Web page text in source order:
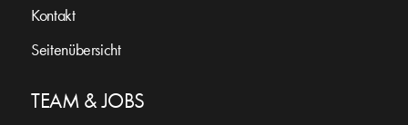
Kontakt
Seitenübersicht
TEAM & JOBS